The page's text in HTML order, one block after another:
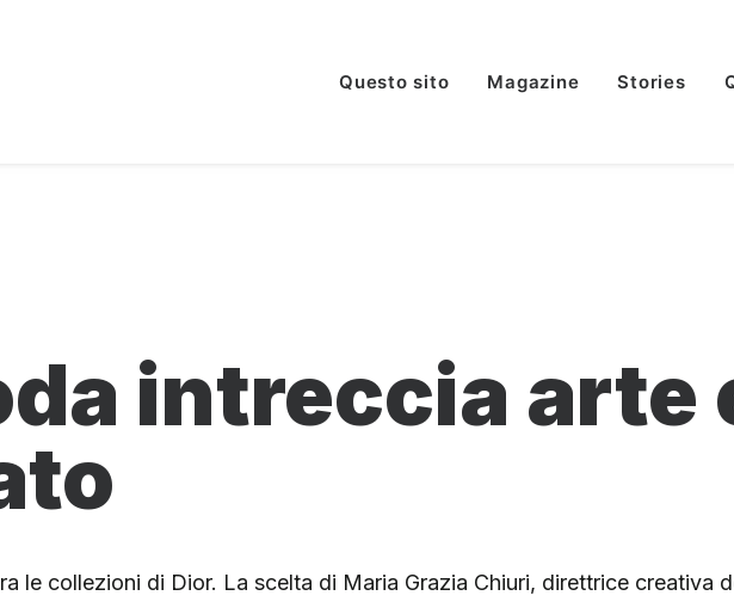
Questo sito Magazine Stories
intreccia arte
le collezioni di Dior. La scelta di Maria Grazia Chiuri, direttrice creativa